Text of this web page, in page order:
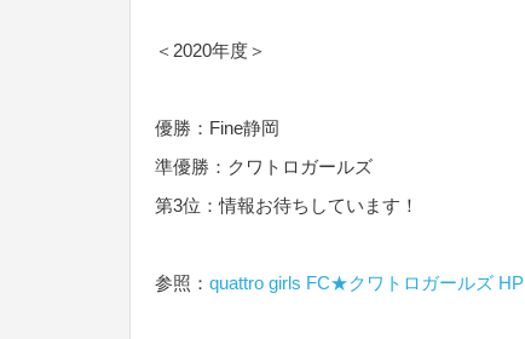
＜2020年度＞
優勝：Fine静岡
準優勝：クワトロガールズ
第3位：情報お待ちしています！
参照： quattro girls FC★クワトロガールズ HP